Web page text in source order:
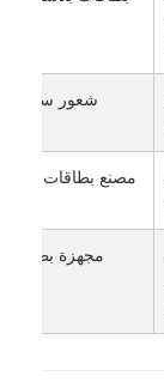
شعور سميك
مصنع بطاقات
مجهزة بطباعة